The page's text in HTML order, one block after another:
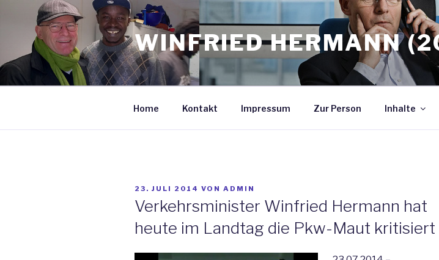
springen
WINFRIED HERMANN
Home Kontakt Impressum Zur Person Inhalte
VERÖFFENTLICHT
AM
23. JULI 2014 VON ADMIN
Verkehrsminister Winfried Hermann hat
heute im Landtag die Pkw-Maut kritisiert